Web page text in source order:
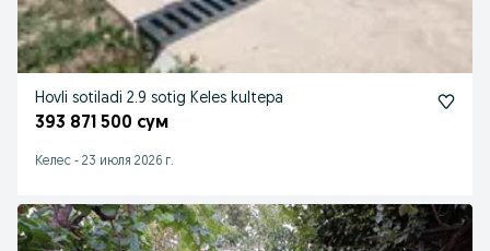
Hovli sotiladi 2.9 sotig Keles kultepa
393 871 500 сум
Келес - 23 июля 2026 г.